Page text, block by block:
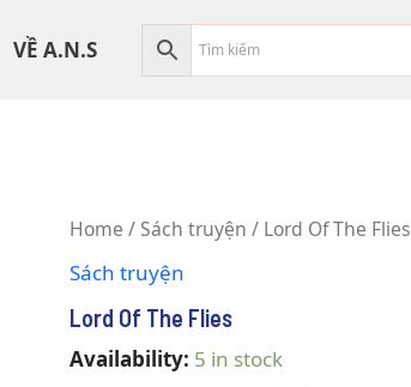
VỀ A.N.S
Home /Sách truyện / Lord Of The Flies
Sách truyện
Lord Of The Flies
Availability: 5 in stock
Lord
The
quantity